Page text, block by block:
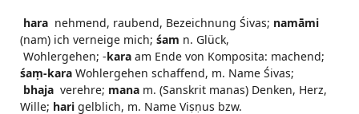
hara nehmend, raubend, Bezeichnung Śivas; namāmi
(nam) ich verneige mich; śam n. Glück,
Wohlergehen; -kara am Ende von Komposita: machend;
śaṃ-kara Wohlergehen schaffend, m. Name Śivas;
bhaja verehre; mana m. (Sanskrit manas) Denken, Herz,
Wille; hari gelblich, m. Name Viṣṇus bzw.